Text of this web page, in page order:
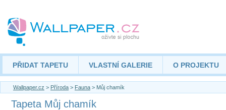
PŘIDAT TAPETU VLASTNÍ GALERIE O PROJEKTU
Wallpaper.cz > Příroda > Fauna > Můj chamík
Tapeta Můj chamík